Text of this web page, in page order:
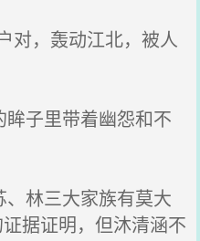
对，轰动江北，被人
子里带着幽怨和不
林三大家族有莫大
据证明，但沐清涵不